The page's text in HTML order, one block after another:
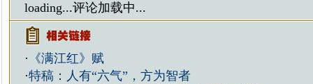
loading...评论加载中...
· 《满江红》赋
·特稿：人有“六气”，方为智者